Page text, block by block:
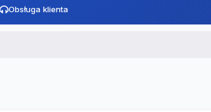
Obsługa klienta